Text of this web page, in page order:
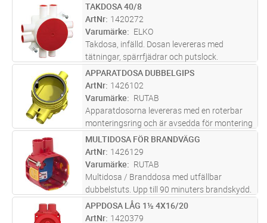
ST Lägg i kundvagn
TAKDOSA 40/8
ArtNr 1420272
Varumärke
ELKO
Takdosa, infälld. Dosan levereras med
tätningar, spärrfjädrar och putslock.
Rörstutsarna är för 16 mm men passar även
tillsammans med rörmuff för 20 mm.
Levereras komplett med fästskruvar. Max
belast...läs mer
ST Lägg i kundvagn
APPARATDOSA DUBBELGIPS
ArtNr 1426102
Varumärke
RUTAB
Apparatdosorna levereras med en roterbar
monteringsring och är avsedda för montering
i 26mm tjocka väggskivor. Apparatdosorna är
sammanbyggnadsbara, har 3st 16mm
stutsar varav 1st är öppen. Stutsarna
mer
ST Lägg i kundvagn
MULTIDOSA FÖR BRANDVÄGG
ArtNr 1426129
Varumärke
RUTAB
Multidosa / Branddosa med utfällbar
dubbelstuts. Upp till 90 minuters brandskydd.
Godkänd enligt EN 13501-2:2007+A1:2009 i
enlighet med EN 1363-1:2012. Möjlighet till
ST Lägg i kundvagn
APPDOSA LÅG 1½ 4X16/20
ArtNr 1420379